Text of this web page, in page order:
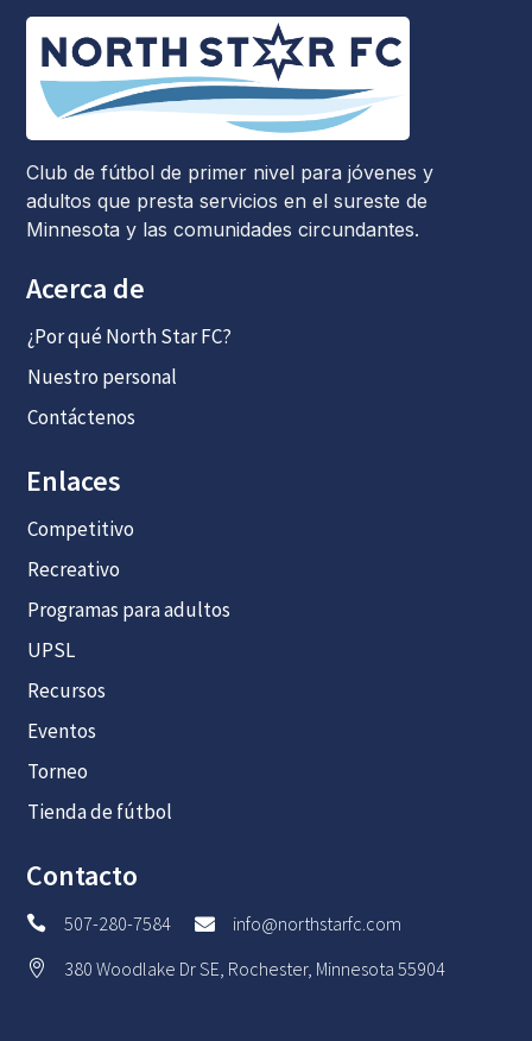
Club de fútbol de primer nivel para jóvenes y
adultos que presta servicios en el sureste de
Minnesota y las comunidades circundantes.
Acerca de
¿Por qué North Star FC?
Nuestro personal
Contáctenos
Enlaces
Competitivo
Recreativo
Programas para adultos
UPSL
Recursos
Eventos
Torneo
Tienda de fútbol
Contacto
 507-280-7584  info@northstarfc.com
 380 Woodlake Dr SE, Rochester, Minnesota 55904